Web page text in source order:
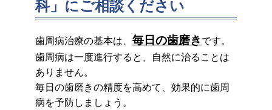
科」にご相談ください
歯周病治療の基本は、 毎日の歯磨き です。
歯周病は一度進行すると、自然に治ることは
ありません。
毎日の歯磨きの精度を高めて、効果的に歯周
病を予防しましょう。